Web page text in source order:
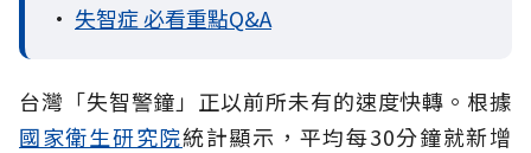
• 失智症 必看重點Q&A
台灣「失智警鐘」正以前所未有的速度快轉。根據
國家衛生研究院統計顯示，平均每30分鐘就新增